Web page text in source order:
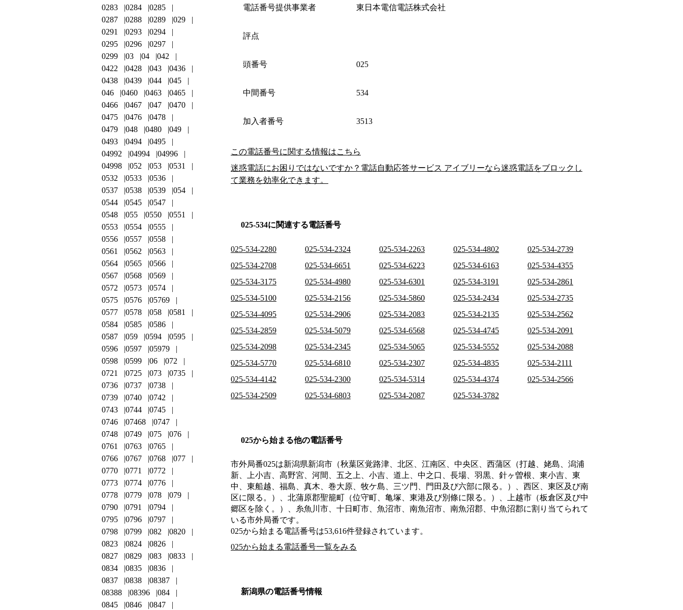
電話番号提供事業者 東日本電信電話株式会社
評点
頭番号 025
中間番号 534
加入者番号 3513
この電話番号に関する情報はこちら
迷惑電話にお困りではないですか？電話自動応答サービス アイブリーなら迷惑電話をブロックし
て業務を効率化できます。
025-534に関連する電話番号
025-534-2280 025-534-2324 025-534-2263 025-534-4802
025-534-2739
025-534-2708
025-534-6651 025-534-6223 025-534-6163
025-534-4355
025-534-3175
025-534-4980 025-534-6301 025-534-3191
025-534-2861
025-534-5100
025-534-2156 025-534-5860 025-534-2434
025-534-2735
025-534-4095
025-534-2906 025-534-2083 025-534-2135
025-534-2562
025-534-2859
025-534-5079 025-534-6568 025-534-4745
025-534-2091
025-534-2098
025-534-2345 025-534-5065 025-534-5552
025-534-2088
025-534-5770
025-534-6810 025-534-2307 025-534-4835
025-534-2111
025-534-4142
025-534-2300 025-534-5314 025-534-4374
025-534-2566
025-534-2509
025-534-6803 025-534-2087 025-534-3782
025から始まる他の電話番号
市外局番025は新潟県新潟市（秋葉区覚路津、北区、江南区、中央区、西蒲区（打越、姥島、潟浦
新、上小吉、高野宮、河間、五之上、小吉、道上、中之口、長場、羽黒、針ヶ曽根、東小吉、東
中、東船越、福島、真木、巻大原、牧ケ島、三ツ門、門田及び六部に限る。）、西区、東区及び南
区に限る。）、北蒲原郡聖籠町（位守町、亀塚、東港及び別條に限る。）、上越市（板倉区及び中
郷区を除く。）、糸魚川市、十日町市、魚沼市、南魚沼市、南魚沼郡、中魚沼郡に割り当てられて
いる市外局番です。
025から始まる電話番号は53,616件登録されています。
025から始まる電話番号一覧をみる
新潟県の電話番号情報
0283
0284
0285
0287
0288 0289
029
0291
0293
0294
0295
0296
0297
0299
03 04
042
0422
0428 043
0436
0438
0439 044
045
046
0460 0463
0465
0466
0467 047
0470
0475
0476
0478
0479
048 0480
049
0493
0494
0495
04992
04994
04996
04998
052 053
0531
0532
0533
0536
0537
0538 0539
054
0544
0545
0547
0548
055 0550
0551
0553
0554
0555
0556
0557
0558
0561
0562
0563
0564
0565
0566
0567
0568
0569
0572
0573
0574
0575
0576
05769
0577
0578 058
0581
0584
0585
0586
0587
059 0594
0595
0596
0597
05979
0598
0599 06
072
0721
0725 073
0735
0736
0737
0738
0739
0740
0742
0743
0744
0745
0746
07468
0747
0748
0749 075
076
0761
0763
0765
0766
0767 0768
077
0770
0771
0772
0773
0774
0776
0778
0779 078
079
0790
0791
0794
0795
0796
0797
0798
0799 082
0820
0823
0824
0826
0827
0829 083
0833
0834
0835
0836
0837
0838
08387
08388
08396
084
0845
0846
0847